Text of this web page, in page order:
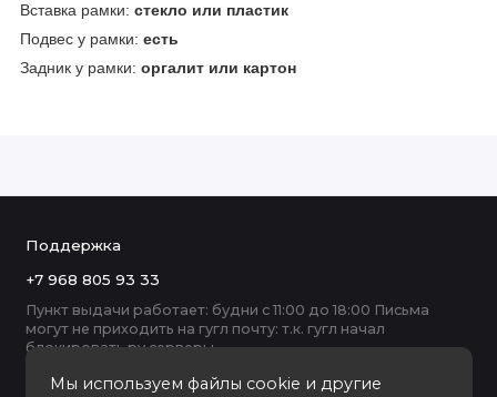
Вставка рамки: стекло или пластик
Подвес у рамки: есть
Задник у рамки: оргалит или картон
Мы используем файлы cookie и другие
Поддержка
+7 968 805 93 33
Пункт выдачи работает: будни с 11:00 до 18:00 Письма
могут не приходить на гугл почту: т.к. гугл начал
блокировать ру серверы